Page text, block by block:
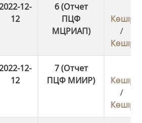
12-
12
6 (Отчет
ПЦФ
МЦРИАП)
Көшіру
/
Көшіру
12-
12
7 (Отчет
ПЦФ МИИР)
Көшіру
/
Көшіру